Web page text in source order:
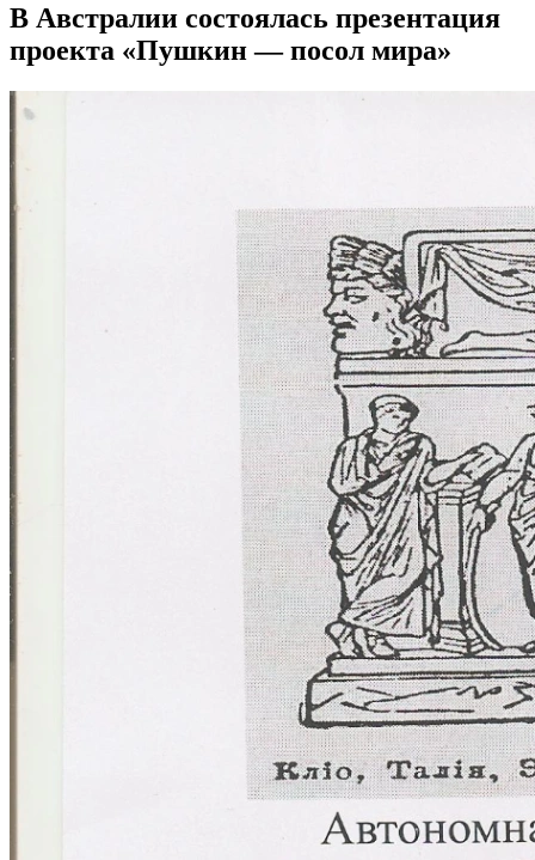
В Австралии состоялась презентация
проекта «Пушкин — посол мира»